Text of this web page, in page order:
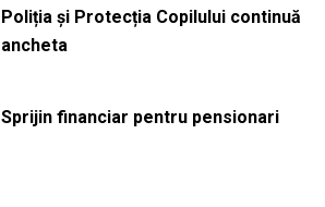
Poliția și Protecția Copilului continuă
ancheta
Sprijin financiar pentru pensionari